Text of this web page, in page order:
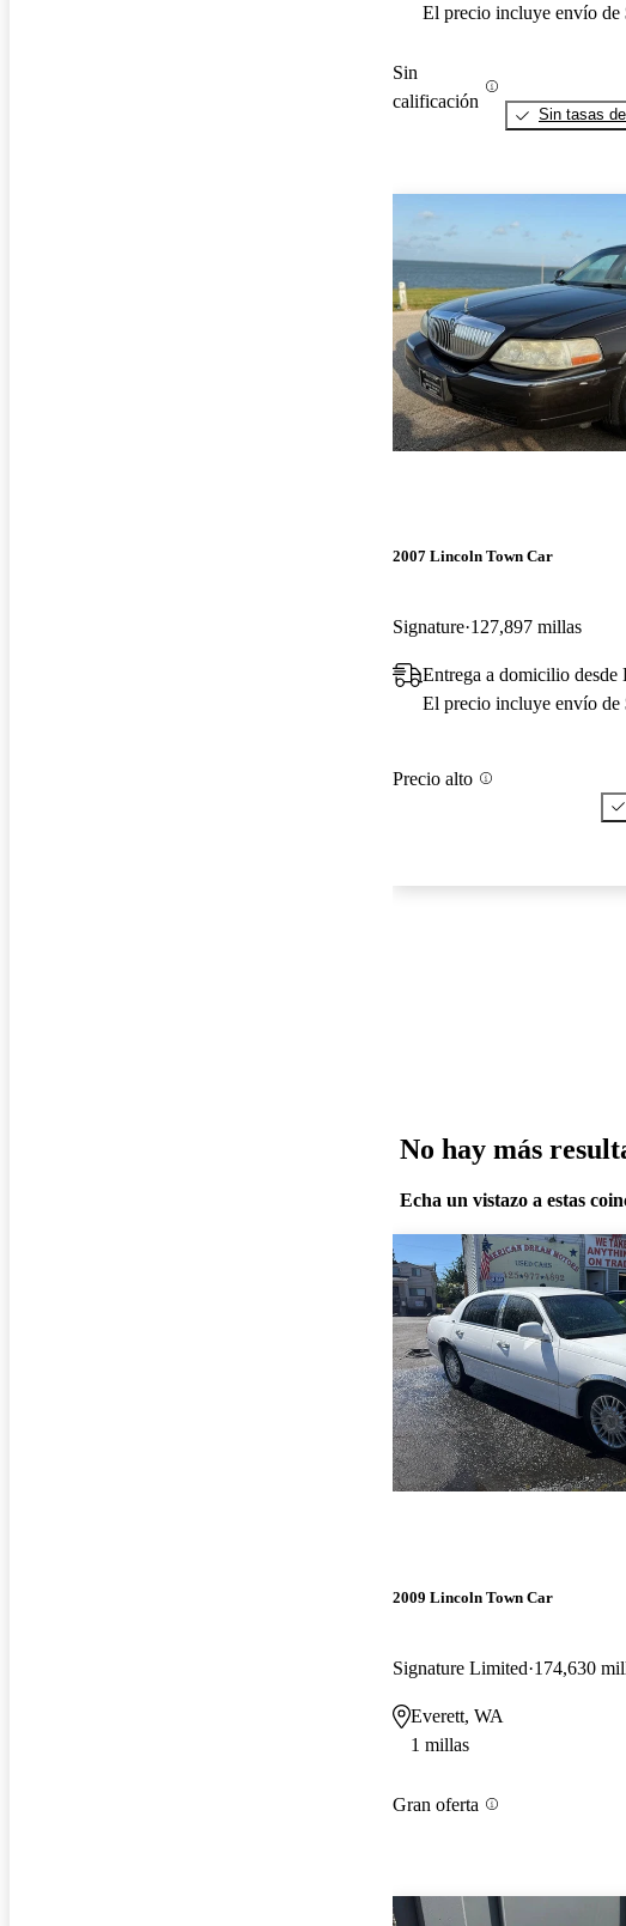
El precio incluye envío de
Sin
calificación
Sin tasas
2007 Lincoln Town Car
Signature 127,897 millas
Entrega a domicilio
El precio incluye envío de
Precio alto
No hay más
Echa un vistazo a estas
2009 Lincoln Town Car
Signature Limited 174,630
Everett, WA
1 millas
Gran oferta